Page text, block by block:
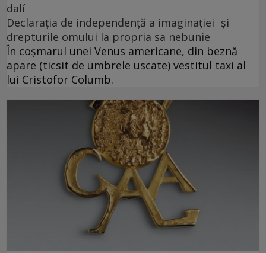
dalí
Declarația de independență a imaginației și
drepturile omului la propria sa nebunie
În coșmarul unei Venus americane, din beznă
apare (ticsit de umbrele uscate) vestitul taxi al
lui Cristofor Columb.